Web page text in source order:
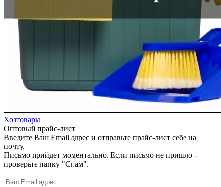
Хозтовары
Оптовый прайс-лист
Введите Ваш Email адрес и отправьте прайс-лист себе на
почту.
Письмо прийдет моментально. Если письмо не пришло -
проверьте папку "Спам".